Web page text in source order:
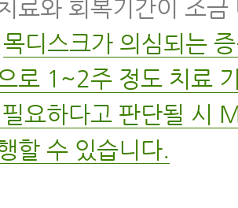
료와 회복기간이 조금
목디스크가 의심되는
로 1~2주 정도 치료
요하다고 판단될 시
할 수 있습니다.